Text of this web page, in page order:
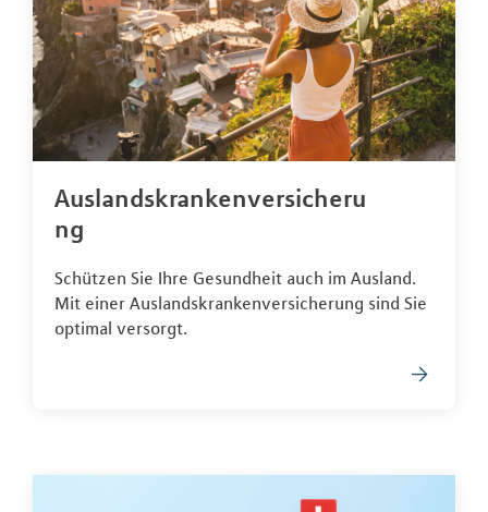
Auslandskrankenversicheru
ng
Schützen Sie Ihre Gesundheit auch im Ausland.
Mit einer Auslandskrankenversicherung sind Sie
optimal versorgt.